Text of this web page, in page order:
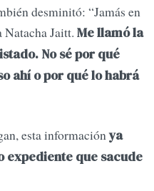
desminitó: “Jamás en
Natacha Jaitt. Me llamó la
No sé por qué
ahí o por qué lo habrá
esta informaciónya
expediente que sacude